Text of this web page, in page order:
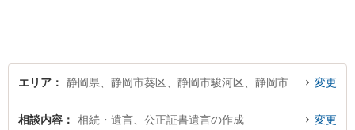
エリア 変更
相談内容 相続・遺言、公正証書遺言の作成 変更